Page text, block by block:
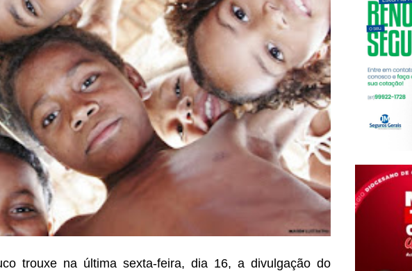
trouxe na última sexta-feira, dia 16, a divulgação do